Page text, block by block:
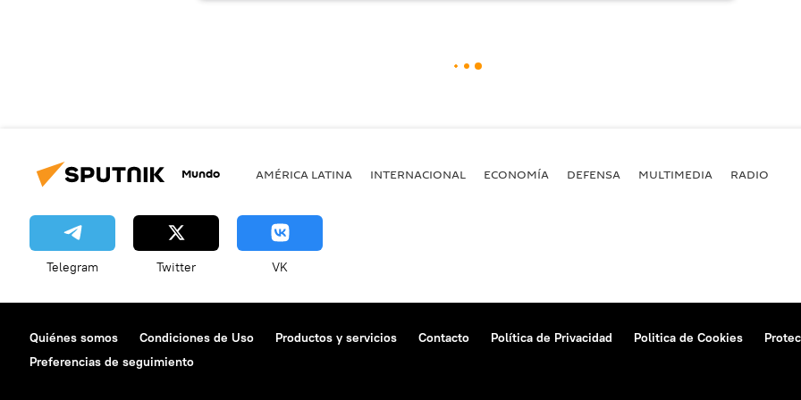
Mundo AMÉRICA LATINA INTERNACIONAL ECONOMÍA DEFENSA MULTIMEDIA RADIO
Telegram Twitter VK
Quiénes somos Condiciones de Uso Productos y servicios Contacto Política de Privacidad Politica de Cookies
Preferencias de seguimiento